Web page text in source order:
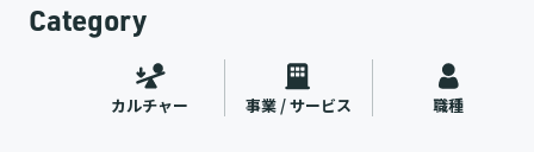
Category
カルチャー 事業 / サービス 職種